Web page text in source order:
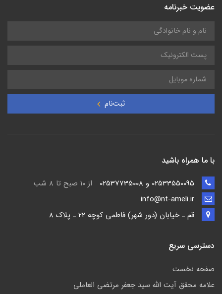
عضویت خبرنامه
ثبت‌نام
با ما همراه باشید
از ۱۰ صبح تا ۸ شب
قم ـ خيابان (دور شهر) فاطمي كوچه 22 ـ پلاک 8
دسترسی سریع
صفحه نخست
علامه محقق آیت الله سید جعفر مرتضی العاملی